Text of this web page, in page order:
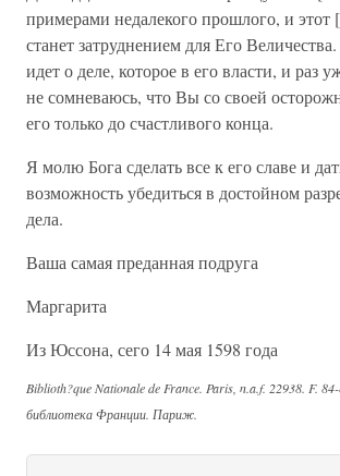
примерами недалекого прошлого, и этот
станет затруднением для Его
идет о деле, которое в его власти, и раз
не сомневаюсь, что Вы со своей
его только до счастливого конца.
Я молю Бога сделать все к его славе и
возможность убедиться в достойном
дела.
Ваша самая преданная подруга
Маргарита
Из Юссона, сего 14 мая 1598 года
Biblioth?que Nationale de France. Paris, n.a.f. 22938. F.
библиотека Франции. Париж.